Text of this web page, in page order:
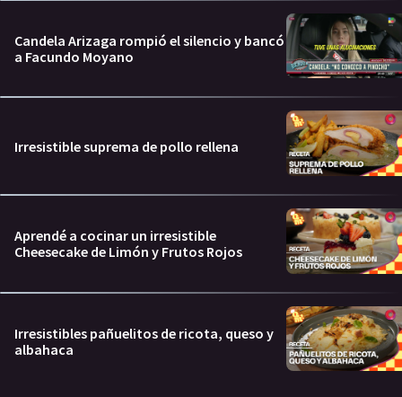
Candela Arizaga rompió el silencio y bancó
a Facundo Moyano
Irresistible suprema de pollo rellena
Aprendé a cocinar un irresistible
Cheesecake de Limón y Frutos Rojos
Irresistibles pañuelitos de ricota, queso y
albahaca